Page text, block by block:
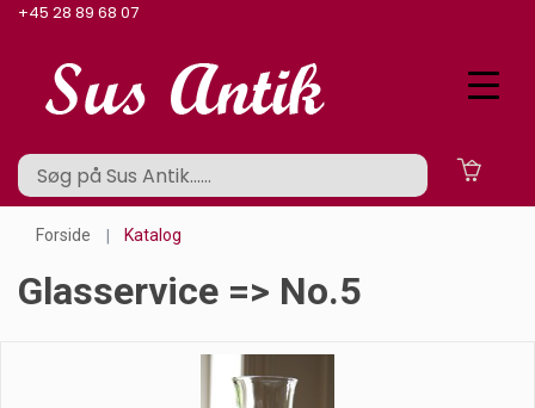
+45 28 89 68 07
Forside Katalog
Glasservice => No.5